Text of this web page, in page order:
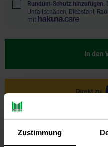
Zustimmung
Rundum-Schutz hinzufügen.
Unfallschäden, Diebstahl,
mit
In den